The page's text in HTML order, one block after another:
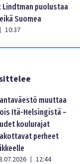
Lindtman puolustaa
Suomea
| 10:37
muuttaa
Itä-Helsingistä –
koulurajat
perheet
| 12:44